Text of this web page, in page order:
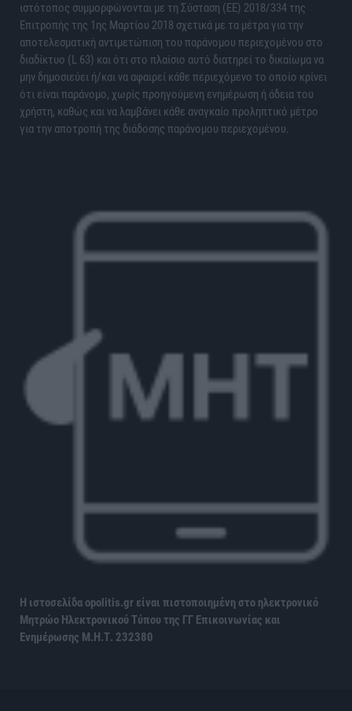
ιστότοπος συμμορφώνονται με τη Σύσταση (ΕΕ) 2018/334 της
Επιτροπής της 1ης Μαρτίου 2018 σχετικά με τα μέτρα για την
αποτελεσματική αντιμετώπιση του παράνομου περιεχομένου στο
διαδίκτυο (L 63) και ότι στο πλαίσιο αυτό διατηρεί το δικαίωμα να
μην δημοσιεύει ή/και να αφαιρεί κάθε περιεχόμενο το οποίο κρίνει
ότι είναι παράνομο, χωρίς προηγούμενη ενημέρωση ή άδεια του
χρήστη, καθώς και να λαμβάνει κάθε αναγκαίο προληπτικό μέτρο
για την αποτροπή της διάδοσης παράνομου περιεχομένου.
Η ιστοσελίδα opolitis.gr είναι πιστοποιημένη στο ηλεκτρονικό
Μητρώο Ηλεκτρονικού Τύπου της ΓΓ Επικοινωνίας και
Ενημέρωσης Μ.Η.Τ. 232380